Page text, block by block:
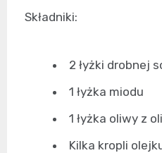
Składniki:
2 łyżki drobnej
1 łyżka miodu
1 łyżka oliwy z
Kilka kropli